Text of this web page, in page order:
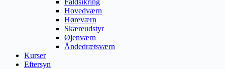
Hovedværn
Høreværn
Skæreudstyr
Øjenværn
Åndedrætsværn
Kurser
Eftersyn